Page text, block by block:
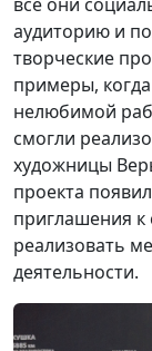
аудиторию и
творческие
примеры,
нелюбимой
смогли
художницы
проекта
приглашения к
реализовать
деятельности.